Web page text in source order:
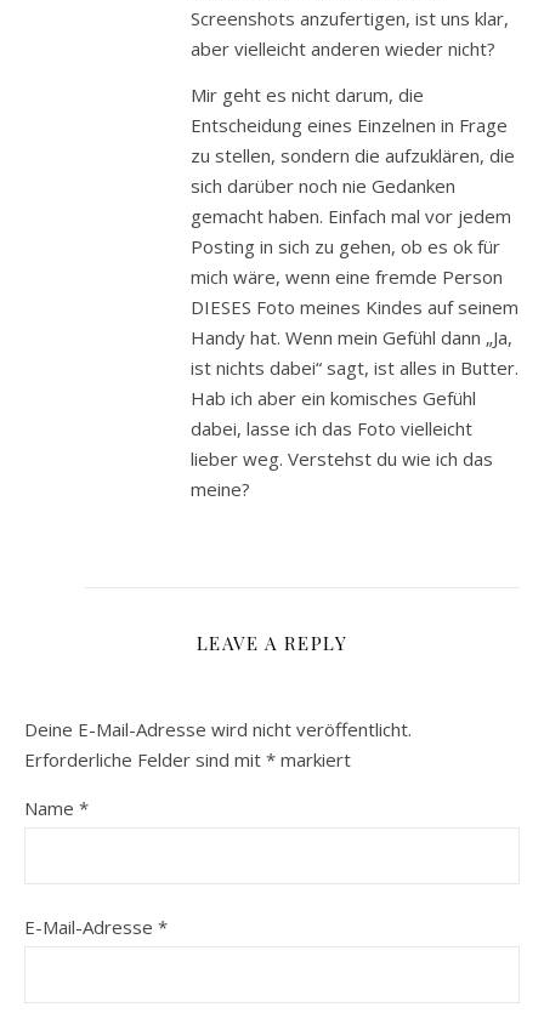
Screenshots anzufertigen, ist uns klar,
aber vielleicht anderen wieder nicht?
Mir geht es nicht darum, die
Entscheidung eines Einzelnen in Frage
zu stellen, sondern die aufzuklären, die
sich darüber noch nie Gedanken
gemacht haben. Einfach mal vor jedem
Posting in sich zu gehen, ob es ok für
mich wäre, wenn eine fremde Person
DIESES Foto meines Kindes auf seinem
Handy hat. Wenn mein Gefühl dann „Ja,
ist nichts dabei“ sagt, ist alles in Butter.
Hab ich aber ein komisches Gefühl
dabei, lasse ich das Foto vielleicht
lieber weg. Verstehst du wie ich das
meine?
LEAVE A REPLY
Deine E-Mail-Adresse wird nicht veröffentlicht.
Erforderliche Felder sind mit * markiert
Name *
E-Mail-Adresse *